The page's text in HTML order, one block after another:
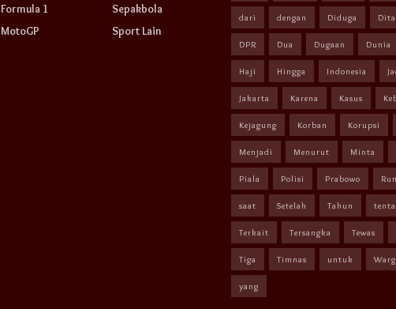
Formula 1
MotoGP
Sepakbola
Sport Lain
dari dengan Diduga
DPR Dua Dugaan Dunia
Haji Hingga Indonesia
Jakarta Karena Kasus
Kejagung Korban Korupsi
Menjadi Menurut Minta
Piala Polisi Prabowo
saat Setelah Tahun
Terkait Tersangka Tewas
Tiga Timnas untuk
yang